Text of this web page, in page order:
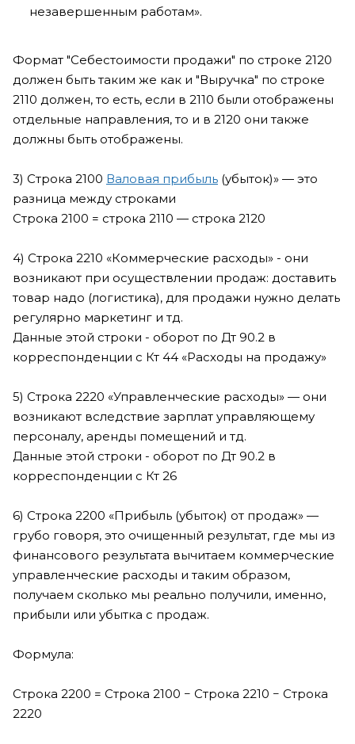
незавершенным работам».
Формат "Себестоимости продажи" по строке 2120
должен быть таким же как и "Выручка" по строке
2110 должен, то есть, если в 2110 были отображены
отдельные направления, то и в 2120 они также
должны быть отображены.
3) Строка 2100 Валовая прибыль (убыток)» — это
разница между строками
Строка 2100 = строка 2110 — строка 2120
4) Строка 2210 «Коммерческие расходы» - они
возникают при осуществлении продаж: доставить
товар надо (логистика), для продажи нужно делать
регулярно маркетинг и тд.
Данные этой строки - оборот по Дт 90.2 в
корреспонденции с Кт 44 «Расходы на продажу»
5) Строка 2220 «Управленческие расходы» — они
возникают вследствие зарплат управляющему
персоналу, аренды помещений и тд.
Данные этой строки - оборот по Дт 90.2 в
корреспонденции с Кт 26
6) Строка 2200 «Прибыль (убыток) от продаж» —
грубо говоря, это очищенный результат, где мы из
финансового результата вычитаем коммерческие
управленческие расходы и таким образом,
получаем сколько мы реально получили, именно,
прибыли или убытка с продаж.
Формула:
Строка 2200 = Строка 2100 − Строка 2210 − Строка
2220